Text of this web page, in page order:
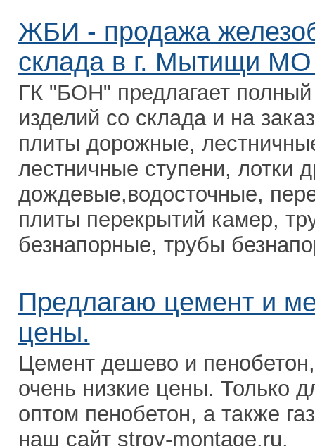
ЖБИ - продажа
склада в г. Мытищи МО
ГК "БОН" предлагает
изделий со склада и на
плиты дорожные,
лестничные ступени, лотки
дождевые,водосточные,
плиты перекрытий камер,
безнапорные, трубы
Предлагаю цемент и
цены.
Цемент дешево и
очень низкие цены. Только
оптом пенобетон, а также
наш сайт stroy-montage.ru.